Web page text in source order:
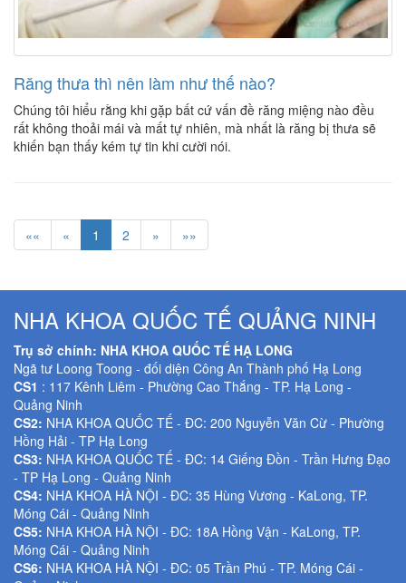
Răng thưa thì nên làm như thế nào?
Chúng tôi hiểu rằng khi gặp bất cứ vấn đề răng miệng nào đều
rất không thoải mái và mất tự nhiên, mà nhất là răng bị thưa sẽ
khiến bạn thấy kém tự tin khi cười nói.
«« « 1 2 » »»
NHA KHOA QUỐC TẾ QUẢNG NINH
Trụ sở chính: NHA KHOA QUỐC TẾ HẠ LONG
Ngã tư Loong Toong - đối diện Công An Thành phố Hạ Long
CS1 : 117 Kênh Liêm - Phường Cao Thắng - TP. Hạ Long -
Quảng Ninh
CS2: NHA KHOA QUỐC TẾ - ĐC: 200 Nguyễn Văn Cừ - Phường
Hồng Hải - TP Hạ Long
CS3: NHA KHOA QUỐC TẾ - ĐC: 14 Giếng Đồn - Trần Hưng Đạo
- TP Hạ Long - Quảng Ninh
CS4: NHA KHOA HÀ NỘI - ĐC: 35 Hùng Vương - KaLong, TP.
Móng Cái - Quảng Ninh
CS5: NHA KHOA HÀ NỘI - ĐC: 18A Hồng Vận - KaLong, TP.
Móng Cái - Quảng Ninh
CS6: NHA KHOA HÀ NỘI - ĐC: 05 Trần Phú - TP. Móng Cái -